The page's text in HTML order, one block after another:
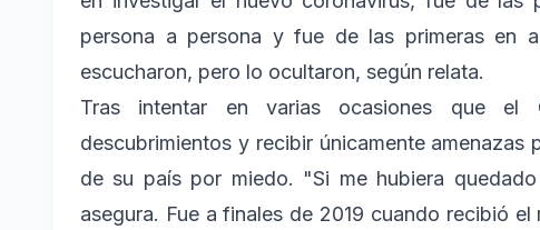
persona a persona y fue de las primeras en
escucharon, pero lo ocultaron, según relata.
Tras intentar en varias ocasiones que el
descubrimientos y recibir únicamente
de su país por miedo. "Si me hubiera
asegura. Fue a finales de 2019 cuando recibió